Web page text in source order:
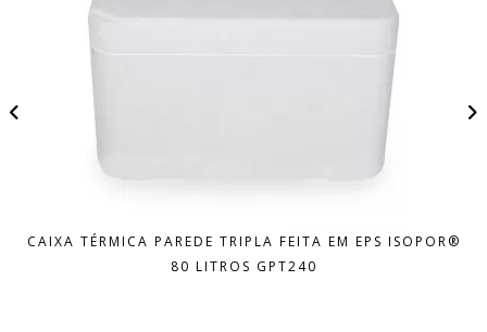
CAIXA TÉRMICA PAREDE TRIPLA FEITA EM EPS ISOPOR®
80 LITROS GPT240